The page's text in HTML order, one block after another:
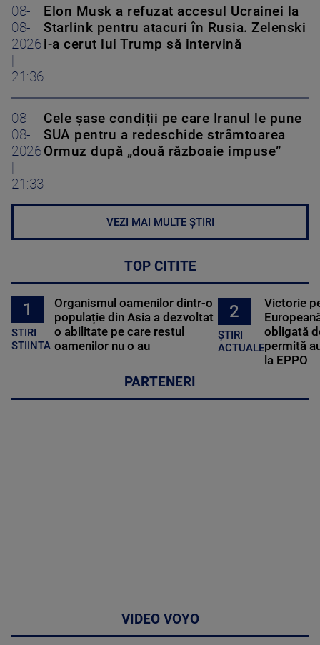
08-
08-
2026
21:36
Elon Musk a refuzat accesul Ucrainei la
Starlink pentru atacuri în Rusia. Zelenski
i-a cerut lui Trump să intervină
08-
08-
2026
21:33
Cele șase condiții pe care Iranul le pune
SUA pentru a redeschide strâmtoarea
Ormuz după „două războaie impuse”
VEZI MAI MULTE ȘTIRI
TOP CITITE
1
STIRI
STIINTA
Organismul oamenilor dintr-o
populație din Asia a dezvoltat
o abilitate pe care restul
oamenilor nu o au
2
ȘTIRI
ACTUALE
Victorie
obligată
permită
la EPPO
PARTENERI
VIDEO VOYO